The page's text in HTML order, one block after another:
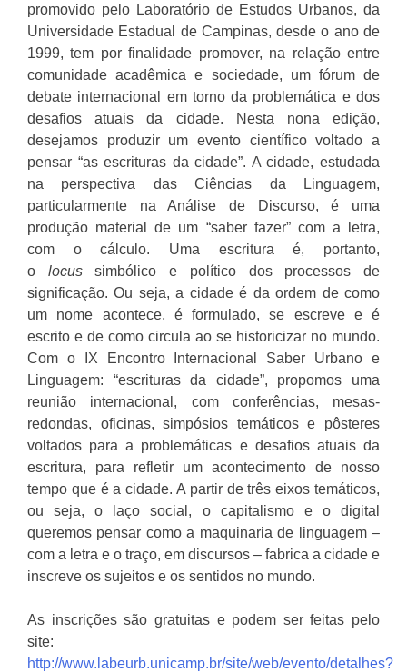
promovido pelo Laboratório de Estudos Urbanos, da
Universidade Estadual de Campinas, desde o ano de
1999, tem por finalidade promover, na relação entre
comunidade acadêmica e sociedade, um fórum de
debate internacional em torno da problemática e dos
desafios atuais da cidade. Nesta nona edição,
desejamos produzir um evento científico voltado a
pensar “as escrituras da cidade”. A cidade, estudada
na perspectiva das Ciências da Linguagem,
particularmente na Análise de Discurso, é uma
produção material de um “saber fazer” com a letra,
com o cálculo. Uma escritura é, portanto,
o locussimbólico e político dos processos de
significação. Ou seja, a cidade é da ordem de como
um nome acontece, é formulado, se escreve e é
escrito e de como circula ao se historicizar no mundo.
Com o IX Encontro Internacional Saber Urbano e
Linguagem: “escrituras da cidade”, propomos uma
reunião internacional, com conferências, mesas-
redondas, oficinas, simpósios temáticos e pôsteres
voltados para a problemáticas e desafios atuais da
escritura, para refletir um acontecimento de nosso
tempo que é a cidade. A partir de três eixos temáticos,
ou seja, o laço social, o capitalismo e o digital
queremos pensar como a maquinaria de linguagem –
com a letra e o traço, em discursos – fabrica a cidade e
inscreve os sujeitos e os sentidos no mundo.
As inscrições são gratuitas e podem ser feitas pelo
site:
http://www.labeurb.unicamp.br/site/web/evento/detalhes?